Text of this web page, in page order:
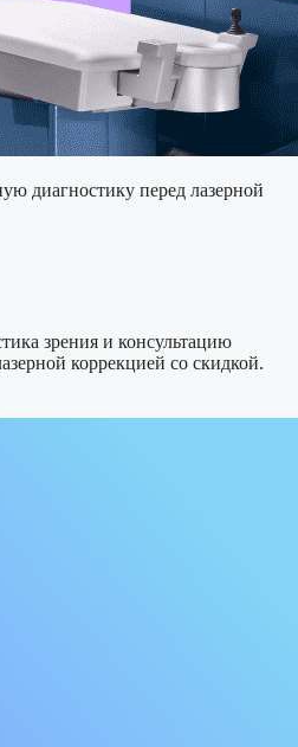
диагностику перед лазерной
зрения и консультацию
коррекцией со скидкой.